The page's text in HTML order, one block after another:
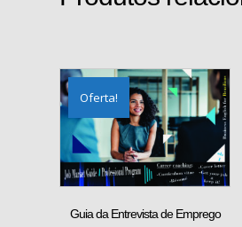
Oferta!
Guia da Entrevista de Emprego